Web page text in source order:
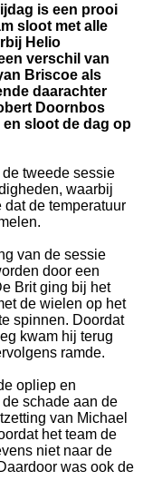
is een prooi
sloot met alle
Helio
verschil van
Briscoe als
daarachter
Doornbos
sloot de dag op
tweede sessie
waarbij
de temperatuur
van de sessie
door een
Brit ging bij het
de wielen op het
spinnen. Doordat
kwam hij terug
ramde.
opliep en
schade aan de
van Michael
het team de
niet naar de
was ook de